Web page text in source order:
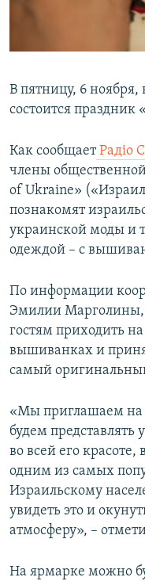
ПОБЕДИТЕЛЕЙ НЕ
УКРАИНСКАЯ ПРОБЛЕМА
Все сайты RFE/RL
В пятницу, 6 ноября,
состоится праздник
Как сообщаетРадіо
члены
of Ukraine»
познакомят
украинской моды и
одеждой – с
По информации
Эмилии Марголины,
гостям приходить
вышиванках и
самый
«Мы приглашаем
будем
во всей его красоте,
одним из самых
Израильскому
увидеть это и
атмосферу», –
На ярмарке можно